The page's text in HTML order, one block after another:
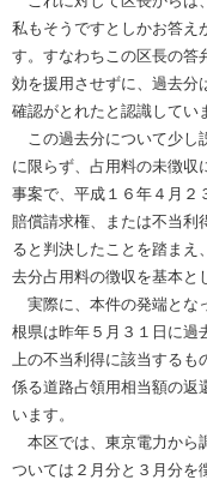
私もそうですとしかお答え
す。すなわちこの区長の答
効を援用させずに、過去分
確認がとれたと認識してい
この過去分について少し
に限らず、占用料の未徴収
事案で、平成１６年４月２
賠償請求権、または不当利
ると判決したことを踏まえ
去分占用料の徴収を基本と
実際に、本件の発端とな
根県は昨年５月３１日に過
上の不当利得に該当する
係る道路占領用相当額の返
います。
本区では、東京電力から
ついては２月分と３月分を